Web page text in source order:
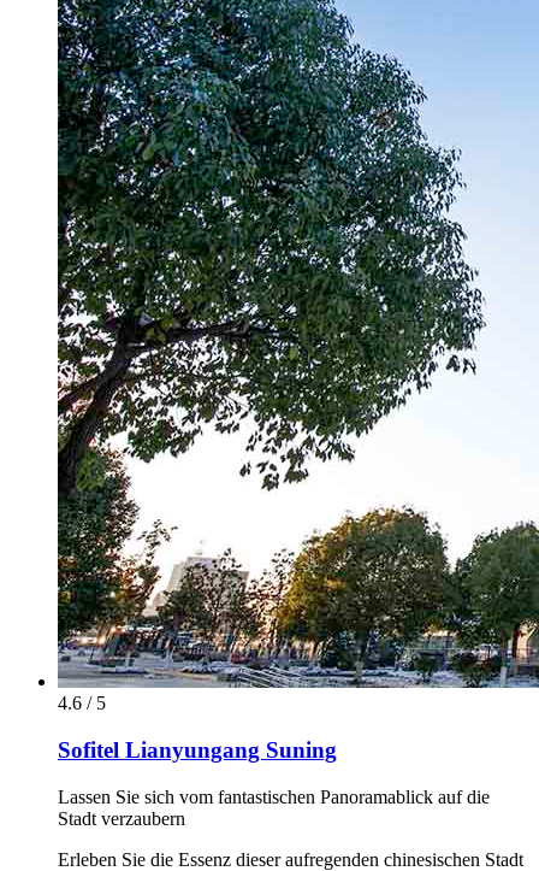
4.6 / 5
Sofitel Lianyungang Suning
Lassen Sie sich vom fantastischen Panoramablick auf die
Stadt verzaubern
Erleben Sie die Essenz dieser aufregenden chinesischen Stadt